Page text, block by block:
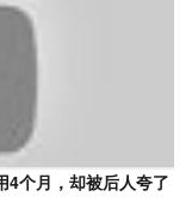
4个月，却被后人夸了